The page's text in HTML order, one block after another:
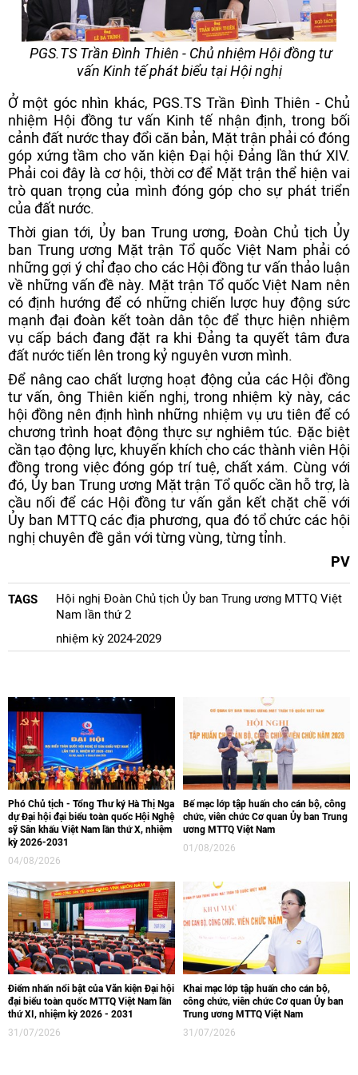
PGS.TS Trần Đình Thiên - Chủ nhiệm Hội đồng tư
vấn Kinh tế phát biểu tại Hội nghị
Ở một góc nhìn khác, PGS.TS Trần Đình Thiên - Chủ
nhiệm Hội đồng tư vấn Kinh tế nhận định, trong bối
cảnh đất nước thay đổi căn bản, Mặt trận phải có đóng
góp xứng tầm cho văn kiện Đại hội Đảng lần thứ XIV.
Phải coi đây là cơ hội, thời cơ để Mặt trận thể hiện vai
trò quan trọng của mình đóng góp cho sự phát triển
của đất nước.
Thời gian tới, Ủy ban Trung ương, Đoàn Chủ tịch Ủy
ban Trung ương Mặt trận Tổ quốc Việt Nam phải có
những gợi ý chỉ đạo cho các Hội đồng tư vấn thảo luận
về những vấn đề này. Mặt trận Tổ quốc Việt Nam nên
có định hướng để có những chiến lược huy động sức
mạnh đại đoàn kết toàn dân tộc để thực hiện nhiệm
vụ cấp bách đang đặt ra khi Đảng ta quyết tâm đưa
đất nước tiến lên trong kỷ nguyên vươn mình.
Để nâng cao chất lượng hoạt động của các Hội đồng
tư vấn, ông Thiên kiến nghị, trong nhiệm kỳ này, các
hội đồng nên định hình những nhiệm vụ ưu tiên để có
chương trình hoạt động thực sự nghiêm túc. Đặc biệt
cần tạo động lực, khuyến khích cho các thành viên Hội
đồng trong việc đóng góp trí tuệ, chất xám. Cùng với
đó, Ủy ban Trung ương Mặt trận Tổ quốc cần hỗ trợ, là
cầu nối để các Hội đồng tư vấn gắn kết chặt chẽ với
Ủy ban MTTQ các địa phương, qua đó tổ chức các hội
nghị chuyên đề gắn với từng vùng, từng tỉnh.
PV
TAGS
Hội nghị Đoàn Chủ tịch Ủy ban Trung ương MTTQ Việt
Nam lần thứ 2
nhiệm kỳ 2024-2029
Phó Chủ tịch - Tổng Thư ký Hà Thị Nga
dự Đại hội đại biểu toàn quốc Hội Nghệ
sỹ Sân khấu Việt Nam lần thứ X, nhiệm
kỳ 2026-2031
04/08/2026
Bế mạc lớp tập huấn cho cán bộ, công
chức, viên chức Cơ quan Ủy ban Trung
ương MTTQ Việt Nam
01/08/2026
Điểm nhấn nổi bật của Văn kiện Đại hội
đại biểu toàn quốc MTTQ Việt Nam lần
thứ XI, nhiệm kỳ 2026 - 2031
31/07/2026
Khai mạc lớp tập huấn cho cán bộ,
công chức, viên chức Cơ quan Ủy ban
Trung ương MTTQ Việt Nam
31/07/2026